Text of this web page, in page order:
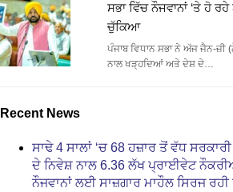
ਸਭਾ ਵਿੱਚ ਨੌਜਵਾਨਾਂ ‘ਤੇ ਹੋ
ਚੁੱਕਿਆ
ਪੰਜਾਬ ਵਿਧਾਨ ਸਭਾ ਨੇ ਅੱਜ ਜੈਨ-ਜ਼ੀ
ਨਾਲ ਖੜ੍ਹਦਿਆਂ ਅਤੇ ਦੇਸ਼ ਦੇ…
Recent News
ਸਾਢੇ 4 ਸਾਲਾਂ ‘ਚ 68 ਹਜ਼ਾਰ ਤੋਂ ਵੱਧ
ਦੇ ਨਿਵੇਸ਼ ਨਾਲ 6.36 ਲੱਖ ਪ੍ਰਾਈਵੇਟ
ਨੌਜਵਾਨਾਂ ਲਈ ਸਾਜ਼ਗਾਰ ਮਾਹੌਲ ਸਿਰਜ